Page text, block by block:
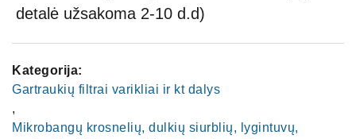
detalė užsakoma 2-10 d.d)
Kategorija:
Gartraukių filtrai varikliai ir kt dalys
,
Mikrobangų krosnelių, dulkių siurblių, lygintuvų,